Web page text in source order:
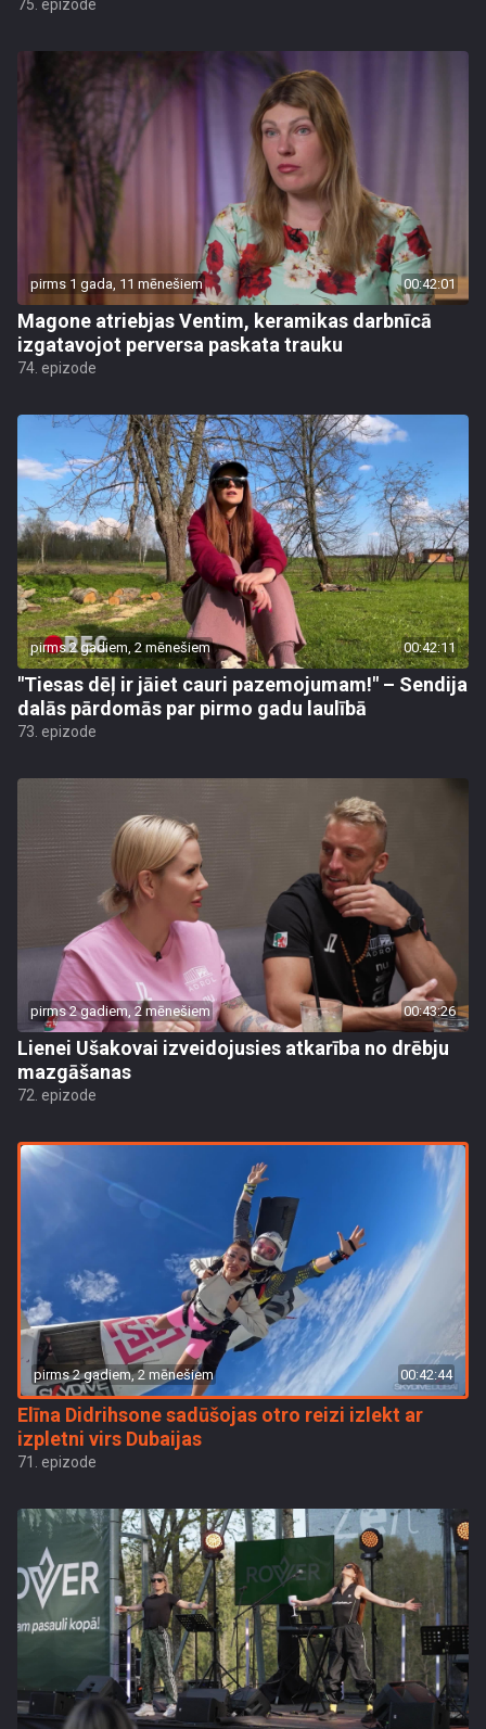
75. epizode
pirms 1 gada, 11 mēnešiem 00:42:01
Magone atriebjas Ventim, keramikas darbnīcā
izgatavojot perversa paskata trauku
74. epizode
pirms 2 gadiem, 2 mēnešiem 00:42:11
"Tiesas dēļ ir jāiet cauri pazemojumam!" – Sendija
dalās pārdomās par pirmo gadu laulībā
73. epizode
pirms 2 gadiem, 2 mēnešiem 00:43:26
Lienei Ušakovai izveidojusies atkarība no drēbju
mazgāšanas
72. epizode
pirms 2 gadiem, 2 mēnešiem 00:42:44
Elīna Didrihsone sadūšojas otro reizi izlekt ar
izpletni virs Dubaijas
71. epizode